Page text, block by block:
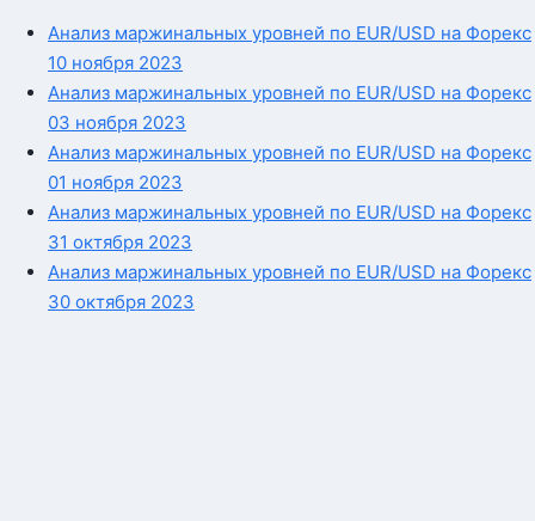
Анализ маржинальных уровней по EUR/USD на Форекс
10 ноября 2023
Анализ маржинальных уровней по EUR/USD на Форекс
03 ноября 2023
Анализ маржинальных уровней по EUR/USD на Форекс
01 ноября 2023
Анализ маржинальных уровней по EUR/USD на Форекс
31 октября 2023
Анализ маржинальных уровней по EUR/USD на Форекс
30 октября 2023